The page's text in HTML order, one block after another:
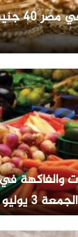
تراجع
والفاكهة في
يوليو 2026